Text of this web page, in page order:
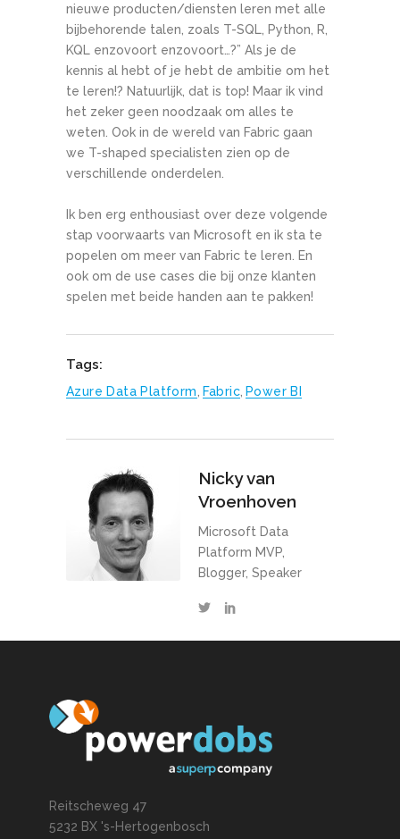
nieuwe producten/diensten leren met alle
bijbehorende talen, zoals T-SQL, Python, R,
KQL enzovoort enzovoort…?” Als je de
kennis al hebt of je hebt de ambitie om het
te leren!? Natuurlijk, dat is top! Maar ik vind
het zeker geen noodzaak om alles te
weten. Ook in de wereld van Fabric gaan
we T-shaped specialisten zien op de
verschillende onderdelen.
Ik ben erg enthousiast over deze volgende
stap voorwaarts van Microsoft en ik sta te
popelen om meer van Fabric te leren. En
ook om de use cases die bij onze klanten
spelen met beide handen aan te pakken!
Tags:
Azure Data Platform Fabric Power BI
Nicky van
Vroenhoven
Microsoft Data
Platform MVP,
Blogger, Speaker
Reitscheweg 47
5232 BX 's-Hertogenbosch